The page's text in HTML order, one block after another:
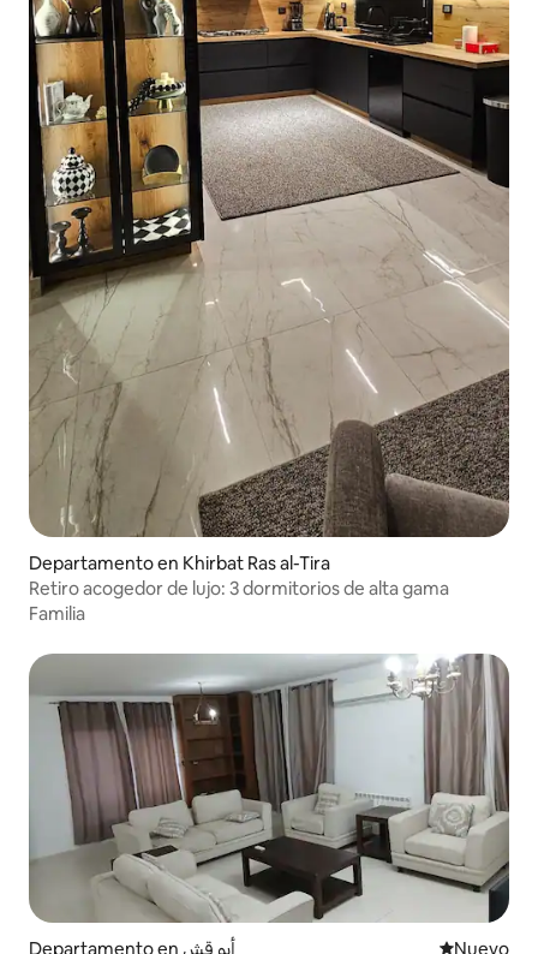
Departamento en Khirbat Ras al-Tira
​Retiro acogedor de lujo: 3 dormitorios de alta gama
Familia
Departamento en أبو قش Lugar
Nuevo